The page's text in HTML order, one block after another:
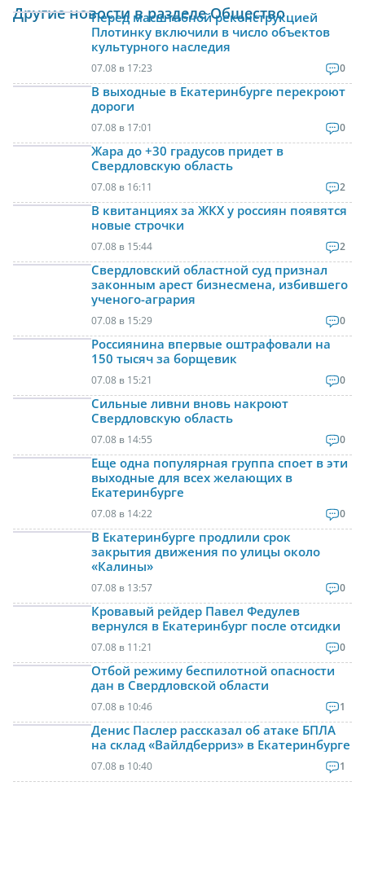
Другие новости в разделе Общество
Перед масштабной реконструкцией
Плотинку включили в число объектов
культурного наследия
07.08 в 17:23 0
В выходные в Екатеринбурге перекроют
дороги
07.08 в 17:01 0
Жара до +30 градусов придет в
Свердловскую область
07.08 в 16:11 2
В квитанциях за ЖКХ у россиян появятся
новые строчки
07.08 в 15:44 2
Свердловский областной суд признал
законным арест бизнесмена, избившего
ученого-агрария
07.08 в 15:29 0
Россиянина впервые оштрафовали на
150 тысяч за борщевик
07.08 в 15:21 0
Сильные ливни вновь накроют
Свердловскую область
07.08 в 14:55 0
Еще одна популярная группа споет в эти
выходные для всех желающих в
Екатеринбурге
07.08 в 14:22 0
В Екатеринбурге продлили срок
закрытия движения по улицы около
«Калины»
07.08 в 13:57 0
Кровавый рейдер Павел Федулев
вернулся в Екатеринбург после отсидки
07.08 в 11:21 0
Отбой режиму беспилотной опасности
дан в Свердловской области
07.08 в 10:46 1
Денис Паслер рассказал об атаке БПЛА
на склад «Вайлдберриз» в Екатеринбурге
07.08 в 10:40 1